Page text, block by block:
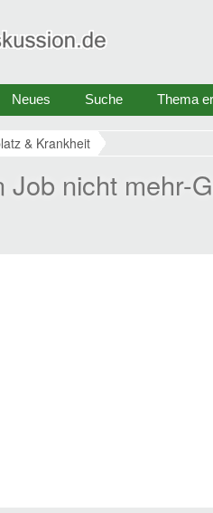
Neues Suche Thema
& Krankheit
Job nicht mehr-